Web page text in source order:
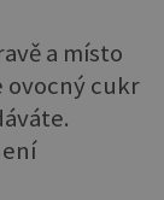
a místo
cukr